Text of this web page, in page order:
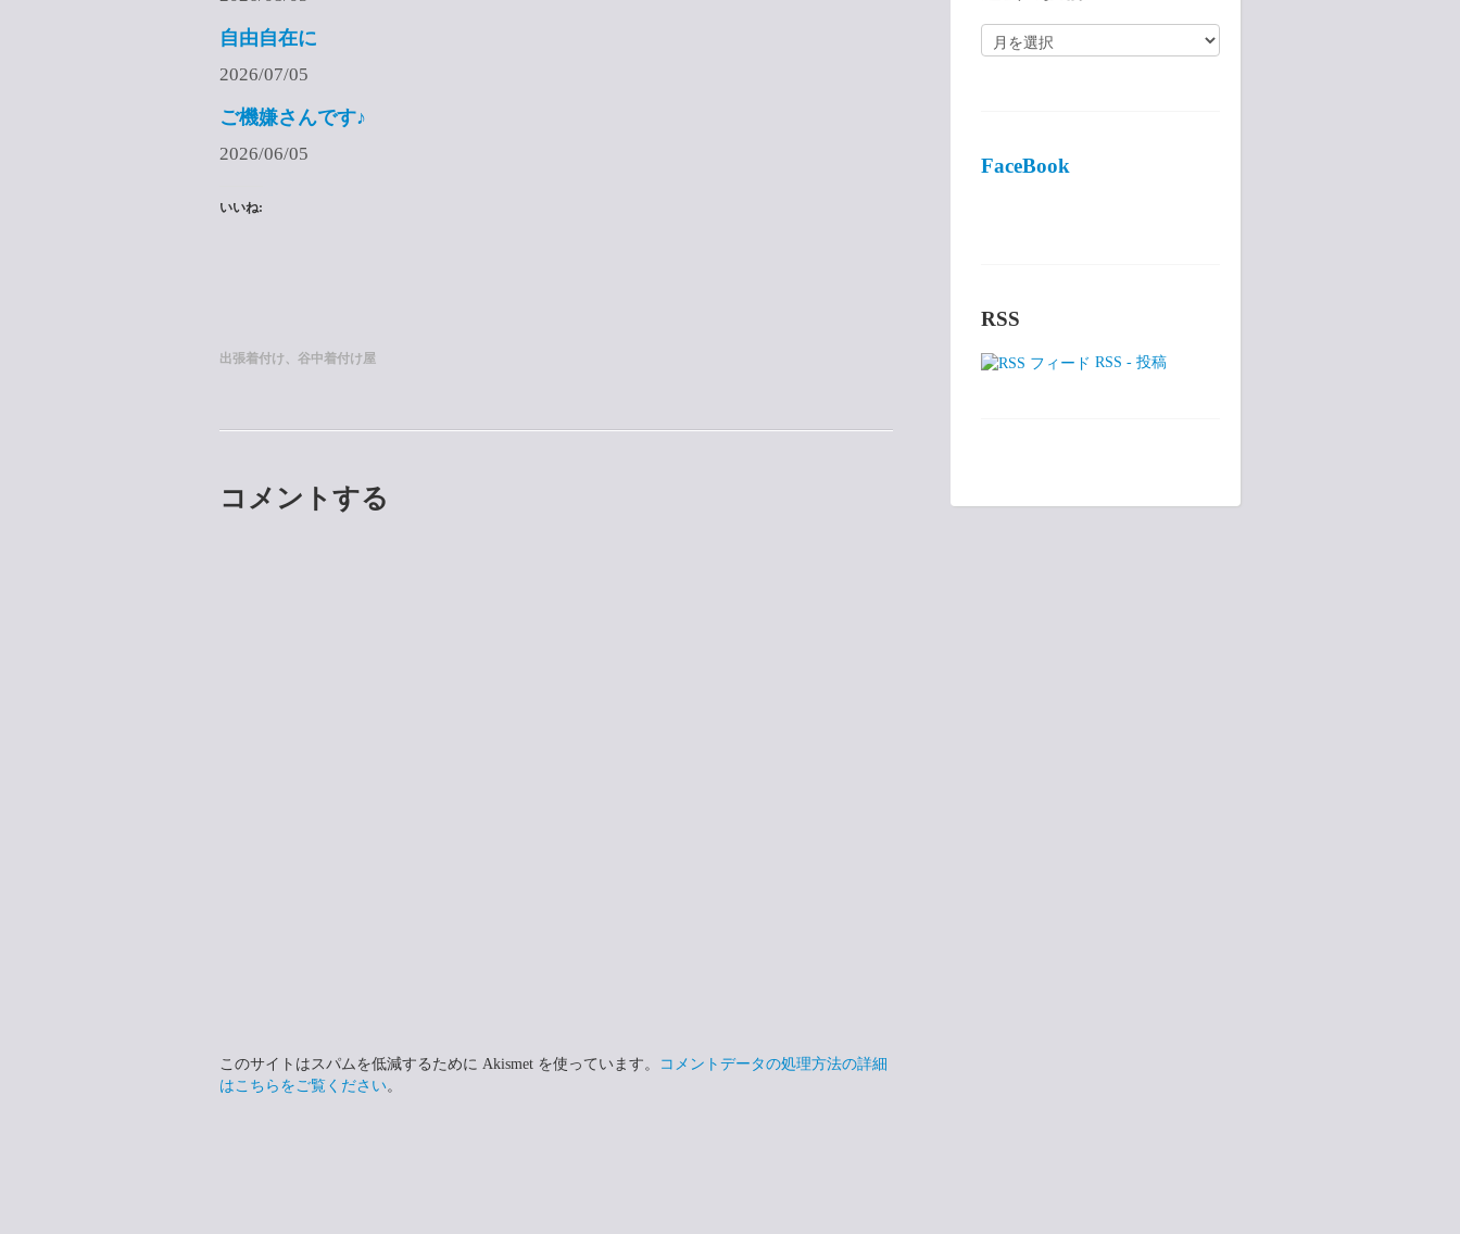
自由自在に
2026/07/05
ご機嫌さんです♪
2026/06/05
いいね:
出張着付け、谷中着付け屋
コメントする
このサイトはスパムを低減するために Akismet を使っています。
コメントデータの処理方法の詳細
はこちらをご覧ください。
去
FaceBook
RSS
RSS - 投稿